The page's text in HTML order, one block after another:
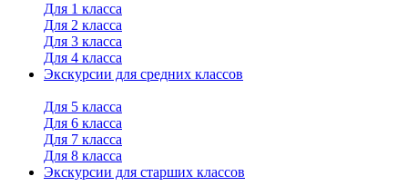
Для 1 класса
Для 2 класса
Для 3 класса
Для 4 класса
Экскурсии для средних классов
Для 5 класса
Для 6 класса
Для 7 класса
Для 8 класса
Экскурсии для старших классов